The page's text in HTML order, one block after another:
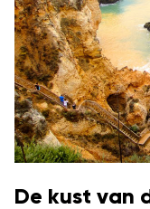
De kust van